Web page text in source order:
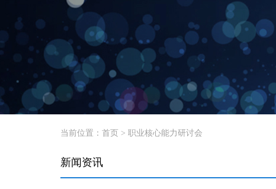
当前位置： 首页 > 职业核心能力研讨会
新闻资讯